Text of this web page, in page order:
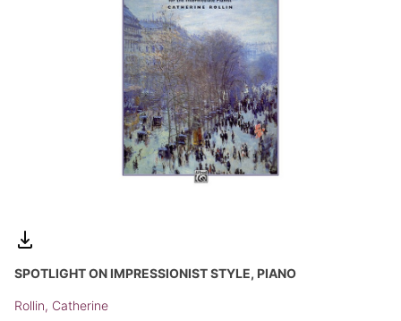
SPOTLIGHT ON IMPRESSIONIST STYLE, PIANO
Rollin, Catherine